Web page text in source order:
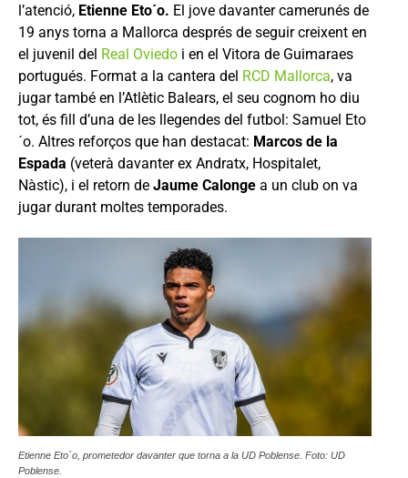
l’atenció, Etienne Eto´o. El jove davanter camerunés de
19 anys torna a Mallorca després de seguir creixent en
el juvenil del Real Oviedo i en el Vitora de Guimaraes
portugués. Format a la cantera del RCD Mallorca, va
jugar també en l’Atlètic Balears, el seu cognom ho diu
tot, és fill d’una de les llegendes del futbol: Samuel Eto
´o. Altres reforços que han destacat: Marcos de la
Espada (veterà davanter ex Andratx, Hospitalet,
Nàstic), i el retorn de Jaume Calonge a un club on va
jugar durant moltes temporades.
Etienne Eto´o, prometedor davanter que torna a la UD Poblense. Foto: UD
Poblense.